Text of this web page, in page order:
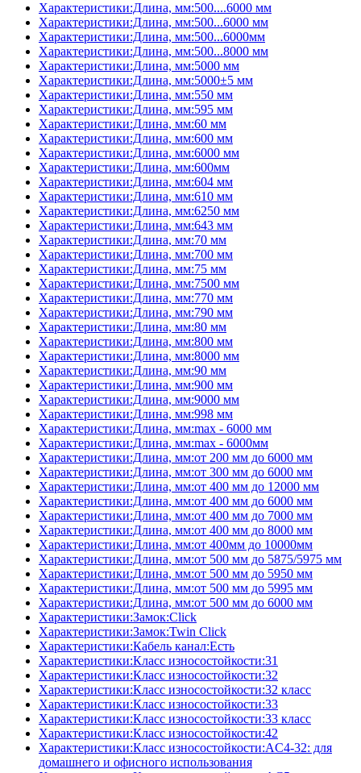
Характеристики:Длина, мм:500....6000 мм
Характеристики:Длина, мм:500...6000 мм
Характеристики:Длина, мм:500...6000мм
Характеристики:Длина, мм:500...8000 мм
Характеристики:Длина, мм:5000 мм
Характеристики:Длина, мм:5000±5 мм
Характеристики:Длина, мм:550 мм
Характеристики:Длина, мм:595 мм
Характеристики:Длина, мм:60 мм
Характеристики:Длина, мм:600 мм
Характеристики:Длина, мм:6000 мм
Характеристики:Длина, мм:600мм
Характеристики:Длина, мм:604 мм
Характеристики:Длина, мм:610 мм
Характеристики:Длина, мм:6250 мм
Характеристики:Длина, мм:643 мм
Характеристики:Длина, мм:70 мм
Характеристики:Длина, мм:700 мм
Характеристики:Длина, мм:75 мм
Характеристики:Длина, мм:7500 мм
Характеристики:Длина, мм:770 мм
Характеристики:Длина, мм:790 мм
Характеристики:Длина, мм:80 мм
Характеристики:Длина, мм:800 мм
Характеристики:Длина, мм:8000 мм
Характеристики:Длина, мм:90 мм
Характеристики:Длина, мм:900 мм
Характеристики:Длина, мм:9000 мм
Характеристики:Длина, мм:998 мм
Характеристики:Длина, мм:max - 6000 мм
Характеристики:Длина, мм:max - 6000мм
Характеристики:Длина, мм:от 200 мм до 6000 мм
Характеристики:Длина, мм:от 300 мм до 6000 мм
Характеристики:Длина, мм:от 400 мм до 12000 мм
Характеристики:Длина, мм:от 400 мм до 6000 мм
Характеристики:Длина, мм:от 400 мм до 7000 мм
Характеристики:Длина, мм:от 400 мм до 8000 мм
Характеристики:Длина, мм:от 400мм до 10000мм
Характеристики:Длина, мм:от 500 мм до 5875/5975 мм
Характеристики:Длина, мм:от 500 мм до 5950 мм
Характеристики:Длина, мм:от 500 мм до 5995 мм
Характеристики:Длина, мм:от 500 мм до 6000 мм
Характеристики:Замок:Click
Характеристики:Замок:Twin Click
Характеристики:Кабель канал:Есть
Характеристики:Класс износостойкости:31
Характеристики:Класс износостойкости:32
Характеристики:Класс износостойкости:32 класс
Характеристики:Класс износостойкости:33
Характеристики:Класс износостойкости:33 класс
Характеристики:Класс износостойкости:42
Характеристики:Класс износостойкости:AC4-32: для
домашнего и офисного использования